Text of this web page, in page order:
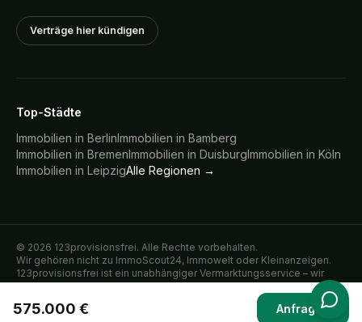
575.000 € Anfragen
Verträge hier kündigen
Top-Städte
Immobilien in BerlinImmobilien in Bamberg
Immobilien in BremenImmobilien in DuisburgImmobilien in Köln
Immobilien in LeipzigAlle Regionen →
© 2026 123provisionsfrei. Alle Rechte vorbehalten.
Wir gehören nicht zu ImmoScout24, Immowelt oder Kleinanzeigen.
123provisionsfrei ist ein unabhängiger Vermarktungsservice – wir
inserieren Immobilien ausschließlich im direkten Auftrag der
verkaufenden oder vermietenden Eigentümer auf den genannten
Plattformen.